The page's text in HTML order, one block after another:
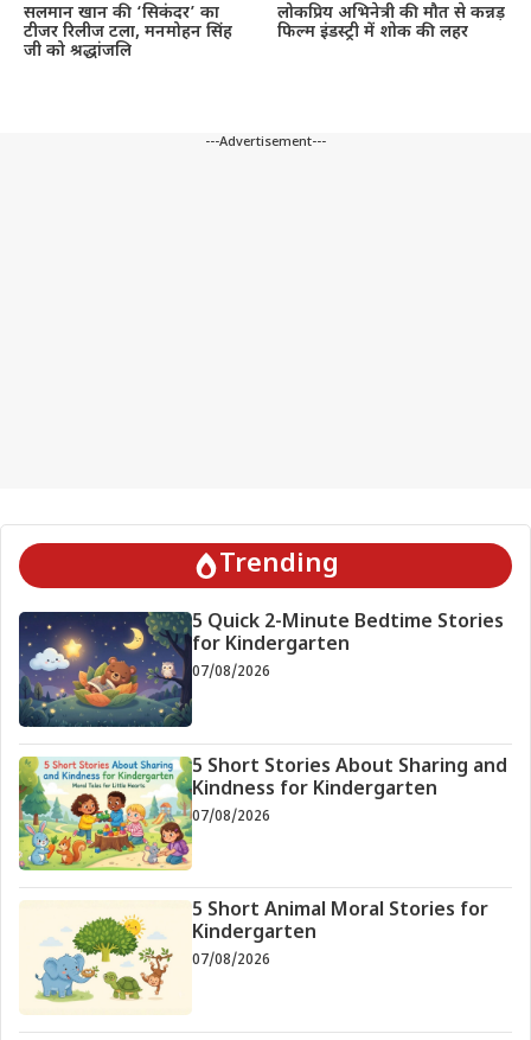
सलमान खान की ‘सिकंदर’ का
टीजर रिलीज टला, मनमोहन सिंह
जी को श्रद्धांजलि
लोकप्रिय अभिनेत्री की मौत से कन्नड़
फिल्म इंडस्ट्री में शोक की लहर
---Advertisement---
Trending
5 Quick 2-Minute Bedtime Stories
for Kindergarten
07/08/2026
5 Short Stories About Sharing and
Kindness for Kindergarten
07/08/2026
5 Short Animal Moral Stories for
Kindergarten
07/08/2026